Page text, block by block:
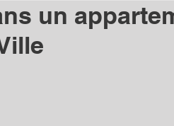
un